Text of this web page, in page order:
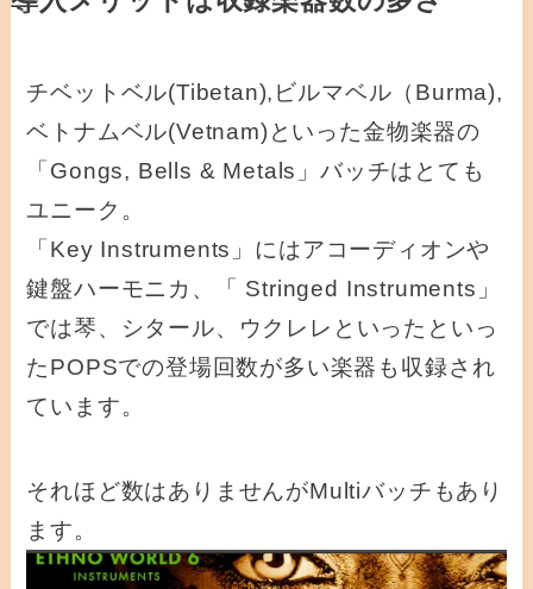
チベットベル(Tibetan),ビルマベル（Burma),
ベトナムベル(Vetnam)といった金物楽器の
「Gongs, Bells & Metals」バッチはとても
ユニーク。
「Key Instruments」にはアコーディオンや
鍵盤ハーモニカ、「 Stringed Instruments」
では琴、シタール、ウクレレといったといっ
たPOPSでの登場回数が多い楽器も収録され
ています。
それほど数はありませんがMultiバッチもあり
ます。